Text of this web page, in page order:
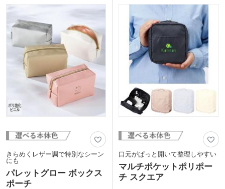
生向けノベルティとして、オープンキャ
ンパスや塾の入会特典などにおすすめで
す。
す。
裏面または内側ポケットに名入れ印刷が
可能です。特に内側ポケットへの印刷
は、メッシュ越しに見えるプリントが目
新しく、珍しいノベルティをお探しの方
におすすめです。
きらめくレザー調で特別なシーン
にも
パレットグロー ボックス
ポーチ
口元がぱっと開いて整理しやすい
マルチポケットポリポー
チ スクエア